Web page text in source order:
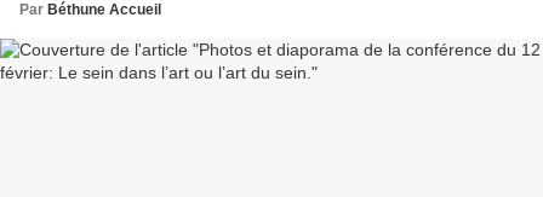
Par Béthune Accueil